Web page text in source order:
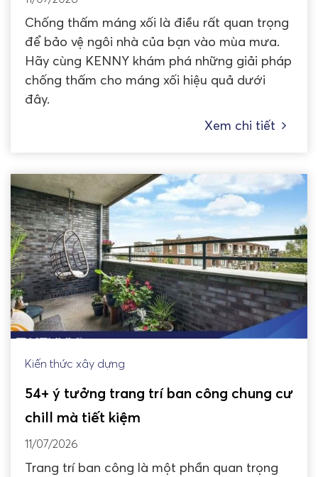
Chống thấm máng xối là điều rất quan trọng
để bảo vệ ngôi nhà của bạn vào mùa mưa.
Hãy cùng KENNY khám phá những giải pháp
chống thấm cho máng xối hiệu quả dưới
đây.
Xem chi tiết
Kiến thức xây dựng
54+ ý tưởng trang trí ban công chung cư
chill mà tiết kiệm
11/07/2026
Trang trí ban công là một phần quan trọng